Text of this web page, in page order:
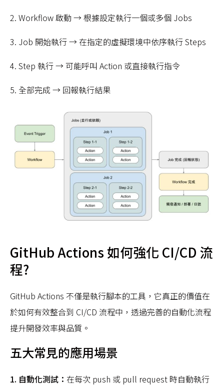
2. Workflow 啟動 → 根據設定執行一個或多個 Jobs
3. Job 開始執行 → 在指定的虛擬環境中依序執行 Steps
4. Step 執行 → 可能呼叫 Action 或直接執行指令
5. 全部完成 → 回報執行結果
GitHub Actions 如何強化 CI/CD 流
程?
GitHub Actions 不僅是執行腳本的工具，它真正的價值在
於如何有效整合到 CI/CD 流程中，透過完善的自動化流程
提升開發效率與品質。
五大常見的應用場景
1. 自動化測試： 在每次 push 或 pull request 時自動執行